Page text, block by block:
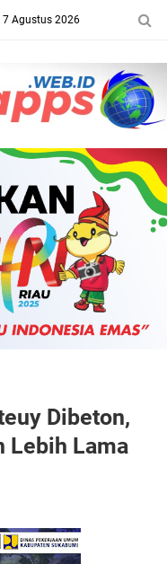
7 Agustus 2026
Dibeton,
Lebih Lama